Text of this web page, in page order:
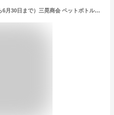
期間限定セール（6月27日から6月30日まで）三晃商会 ペットボトルでひんやりテラコッタ S60 小動物用素焼き ペットボトルカバー うさぎ 兎 ウサギ うさぎ用品 うさぎ暑さ対策 小動物用品